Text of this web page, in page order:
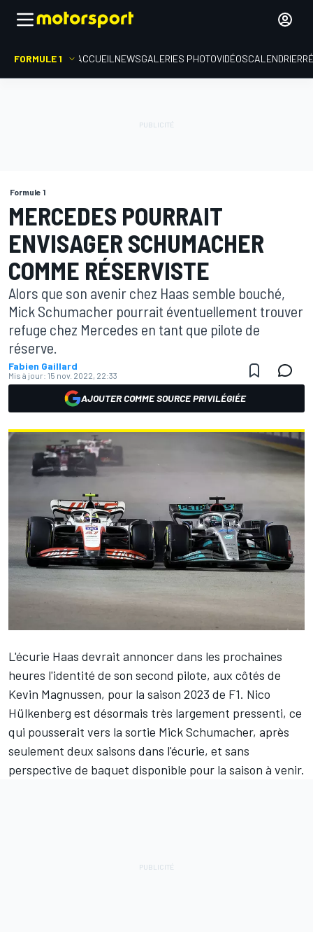
FORMULE 1 ACCUEIL NEWSGALERIES PHOTOVIDÉOSCALENDRIER
Formule 1
MERCEDES POURRAIT
ENVISAGER SCHUMACHER
COMME RÉSERVISTE
Alors que son avenir chez Haas semble bouché,
Mick Schumacher pourrait éventuellement trouver
refuge chez Mercedes en tant que pilote de
réserve.
Fabien Gaillard
Mis à jour: 15 nov. 2022, 22:33
AJOUTER COMME SOURCE PRIVILÉGIÉE
L'écurie Haas devrait annoncer dans les prochaines
heures l'identité de son second pilote, aux côtés de
Kevin Magnussen, pour la saison 2023 de F1. Nico
Hülkenberg est désormais très largement pressenti, ce
qui pousserait vers la sortie Mick Schumacher, après
seulement deux saisons dans l'écurie, et sans
perspective de baquet disponible pour la saison à venir.